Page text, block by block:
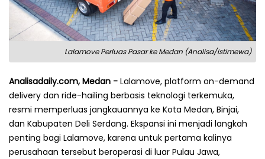
Lalamove Perluas Pasar ke Medan (Analisa/istimewa)
Analisadaily.com, Medan - Lalamove, platform on-demand
delivery dan ride-hailing berbasis teknologi terkemuka,
resmi memperluas jangkauannya ke Kota Medan, Binjai,
dan Kabupaten Deli Serdang. Ekspansi ini menjadi langkah
penting bagi Lalamove, karena untuk pertama kalinya
perusahaan tersebut beroperasi di luar Pulau Jawa,